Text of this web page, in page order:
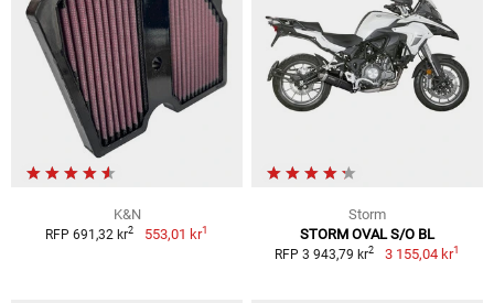
K&N
RFP 691,32 kr2 553,01 kr1
Storm
STORM OVAL S/O BL
RFP 3 943,79 kr2 3 155,04 kr1